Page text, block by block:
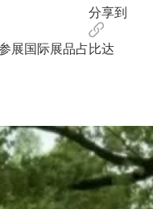
分享到
展国际展品占比达